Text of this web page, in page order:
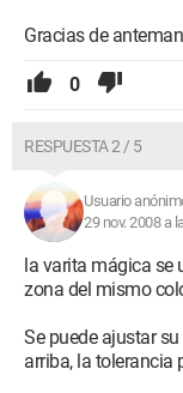
Gracias de
0
RESPUESTA 2 / 5
Usuario
29 nov. 2008 a
la varita mágica se
zona del mismo
Se puede ajustar
arriba, la tolerancia